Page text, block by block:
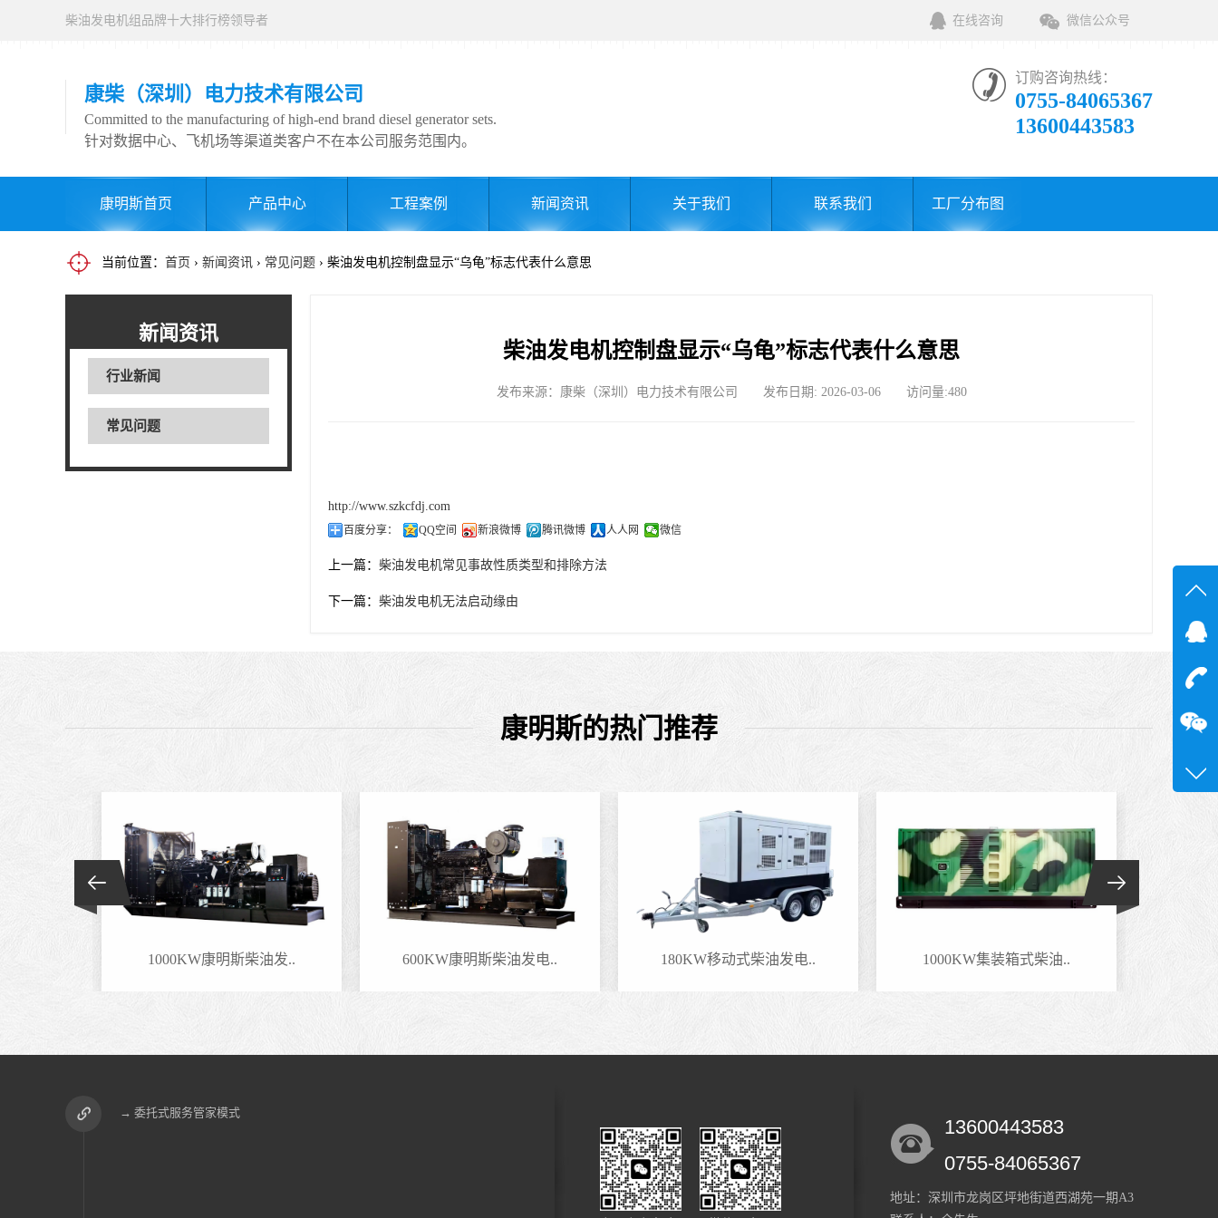
柴油发电机组品牌十大排行榜领导者 在线咨询 微信公众号
康柴（深圳）电力技术有限公司
Committed to the manufacturing of high-end brand diesel generator sets.
针对数据中心、飞机场等渠道类客户不在本公司服务范围内。
订购咨询热线：
0755-84065367
13600443583
康明斯首页 产品中心 工程案例 新闻资讯 关于我们 联系我们 工厂分布图
当前位置： 首页 › 新闻资讯 › 常见问题 › 柴油发电机控制盘显示“乌龟”标志代表什么意思
新闻资讯
行业新闻
常见问题
柴油发电机控制盘显示“乌龟”标志代表什么意思
发布来源：康柴（深圳）电力技术有限公司 发布日期: 2026-03-06 访问量:480
http://www.szkcfdj.com
百度分享： QQ空间 新浪微博 腾讯微博 人人网 微信
上一篇： 柴油发电机常见事故性质类型和排除方法
下一篇： 柴油发电机无法启动缘由
康明斯的热门推荐
1000KW康明斯柴油发.. 600KW康明斯柴油发电.. 180KW移动式柴油发电.. 1000KW集装箱式柴油..
→ 委托式服务管家模式
13600443583
0755-84065367
地址：深圳市龙岗区坪地街道西湖苑一期A3
在线
在
咨询